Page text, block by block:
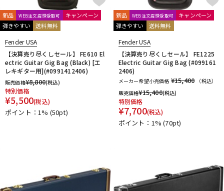
新品 WEB注文店頭受取可
キャンペーン
弾きやすい
送料無料
Fender USA
【決算売り尽くしセール】 FE610 El
ectric Guitar Gig Bag (Black) [エ
レキギター用](#0991412406)
販売価格¥8,800(税込)
特別価格
¥5,500(税込)
ポイント：1% (50pt)
新品 WEB注文店頭受取可
キャンペーン
弾きやすい
送料無料
Fender USA
【決算売り尽くしセール】 FE1225
Electric Guitar Gig Bag (#099161
2406)
メーカー希望小売価格 ¥15,400
（税込）
販売価格¥15,400(税込)
特別価格
¥7,700(税込)
ポイント：1%(70pt)